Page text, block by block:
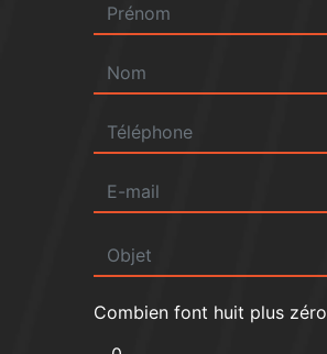
Combien font huit plus zéro